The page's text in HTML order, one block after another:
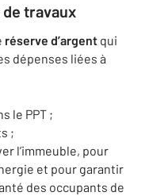
travaux
réserve d’argent qui
dépenses liées à
le PPT ;
;
l’immeuble, pour
et pour garantir
des occupants de